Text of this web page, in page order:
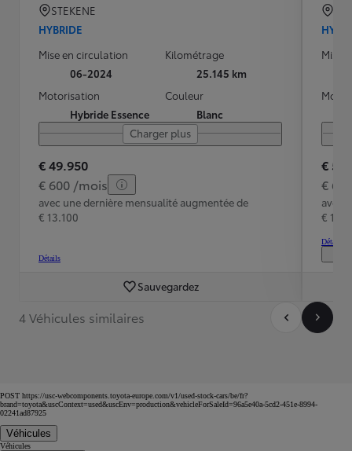
STEKENE
HYBRIDE
Mise en circulation
06-2024
Kilométrage
25.145 km
Motorisation
Hybride Essence
Couleur
Blanc
Charger plus
€ 49.950
€ 600 /mois
avec une dernière mensualité augmentée de
€ 13.100
Détails
Sauvegardez
Mise
€
€
avec
€
Détails
4 Véhicules similaires
POST https://usc-webcomponents.toyota-europe.com/v1/used-stock-cars/be/fr?
brand=toyota&uscContext=used&uscEnv=production&vehicleForSaleId=96a5e40a-5cd2-451e-8994-
02241ad87925
Véhicules
Véhicules